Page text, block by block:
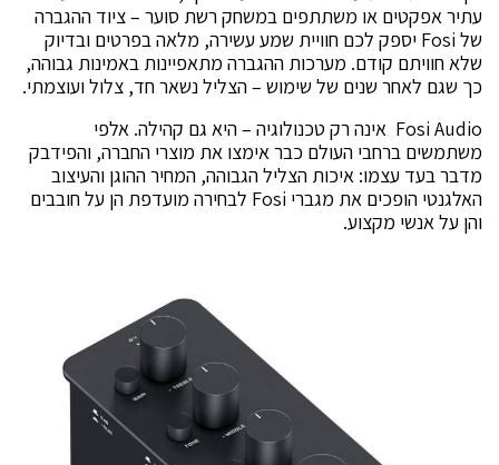
עתיר אפקטים או משתתפים במשחק רשת סוער – ציוד ההגברה
של Fosi יספק לכם חוויית שמע עשירה, מלאה בפרטים ובדיוק
שלא חוויתם קודם. מערכות ההגברה מתאפיינות באמינות גבוהה,
כך שגם לאחר שנים של שימוש – הצליל נשאר חד, צלול ועוצמתי.
Fosi Audio אינה רק טכנולוגיה – היא גם קהילה. אלפי
משתמשים ברחבי העולם כבר אימצו את מוצרי החברה, והפידבק
מדבר בעד עצמו: איכות הצליל הגבוהה, המחיר ההוגן והעיצוב
האלגנטי הופכים את מגברי Fosi לבחירה מועדפת הן על חובבים
והן על אנשי מקצוע.